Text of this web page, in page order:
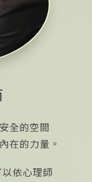
全的空間
在的力量。
依心理師